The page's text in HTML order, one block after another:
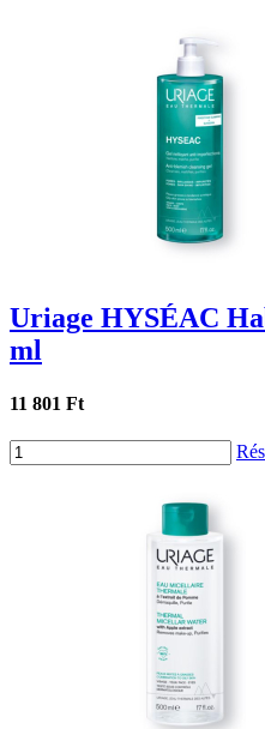
Uriage HYSÉAC
ml
11 801 Ft